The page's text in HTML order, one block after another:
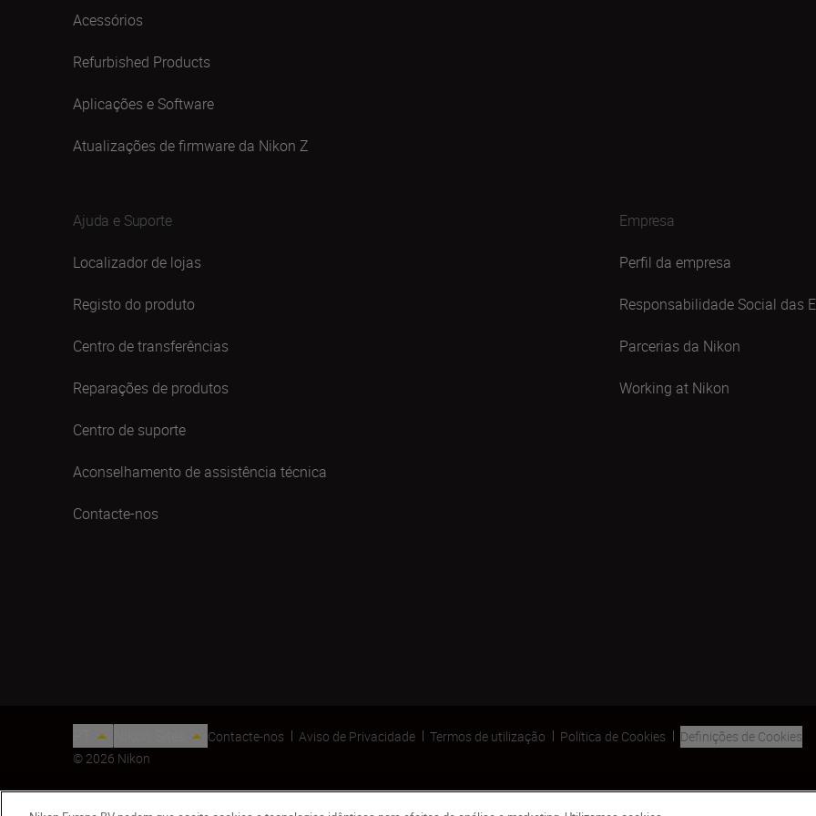
Acessórios
Refurbished Products
Aplicações e Software
Atualizações de firmware da Nikon Z
Ajuda e Suporte
Localizador de lojas
Registo do produto
Centro de transferências
Reparações de produtos
Centro de suporte
Aconselhamento de assistência técnica
Contacte-nos
Empresa
Perfil da empresa
Responsabilidade Social das
Parcerias da Nikon
Working at Nikon
Contacte-nos Aviso de Privacidade Termos de utilização Política de Cookies
Definições de Cookies
© 2026 Nikon